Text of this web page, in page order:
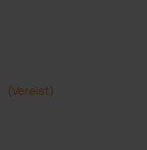
(Vereist)